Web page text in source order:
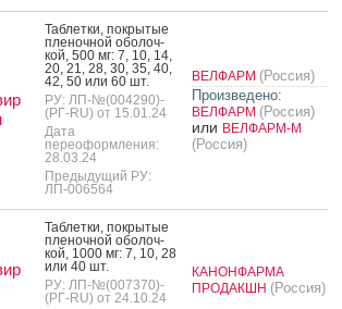
Таб­летки, пок­ры­тые
пле­ноч­ной обо­лоч­
кой, 500 мг: 7, 10, 14,
20, 21, 28, 30, 35, 40,
42, 50 или 60 шт.
РУ: ЛП-№(004290)-
(РГ-RU) от 15.01.24
Дата
переоформления:
28.03.24
Предыдущий РУ:
ЛП-006564
ВЕЛФАРМ (Россия)
Произведено:
ВЕЛФАРМ (Россия)
или ВЕЛФАРМ-М
(Россия)
Таб­летки, пок­ры­тые
пле­ноч­ной обо­лоч­
кой, 1000 мг: 7, 10, 28
или 40 шт.
РУ: ЛП-№(007370)-
(РГ-RU) от 24.10.24
КАНОНФАРМА
ПРОДАКШН (Россия)